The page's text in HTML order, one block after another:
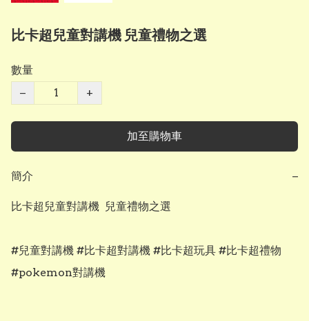
比卡超兒童對講機 兒童禮物之選
數量
−
+
加至購物車
簡介 −
比卡超兒童對講機  兒童禮物之選
#兒童對講機 #比卡超對講機 #比卡超玩具 #比卡超禮物
#pokemon對講機